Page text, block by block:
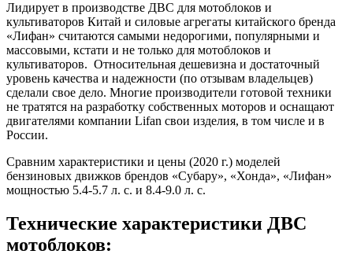
Лидирует в производстве ДВС для мотоблоков и
культиваторов Китай и силовые агрегаты китайского бренда
«Лифан» считаются самыми недорогими, популярными и
массовыми, кстати и не только для мотоблоков и
культиваторов. Относительная дешевизна и достаточный
уровень качества и надежности (по отзывам владельцев)
сделали свое дело. Многие производители готовой техники
не тратятся на разработку собственных моторов и оснащают
двигателями компании Lifan свои изделия, в том числе и в
России.
Сравним характеристики и цены (2020 г.) моделей
бензиновых движков брендов «Субару», «Хонда», «Лифан»
мощностью 5.4-5.7 л. с. и 8.4-9.0 л. с.
Технические характеристики ДВС
мотоблоков: